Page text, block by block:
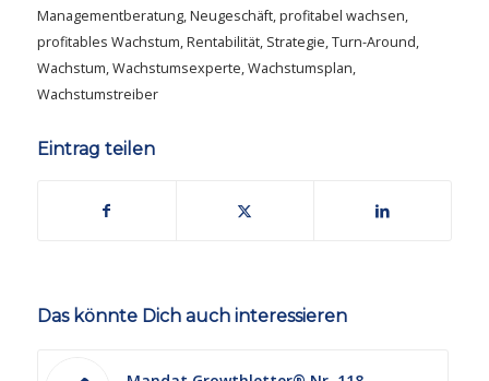
Managementberatung,Neugeschäft,profitabel wachsen,
profitables Wachstum,Rentabilität, Strategie,Turn-Around,
Wachstum,Wachstumsexperte,Wachstumsplan,
Wachstumstreiber
Eintrag teilen
Das könnte Dich auch interessieren